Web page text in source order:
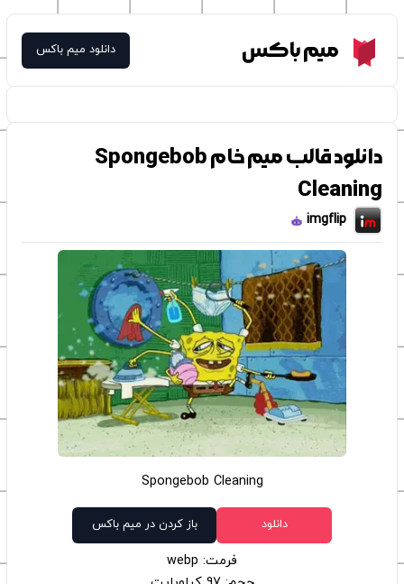
Meme Boxمیم باکس دانلود میم باکس
دانلود قالب میم خام Spongebob
Cleaning
imgflip
Spongebob Cleaning
دانلود باز کردن در میم باکس
فرمت: webp